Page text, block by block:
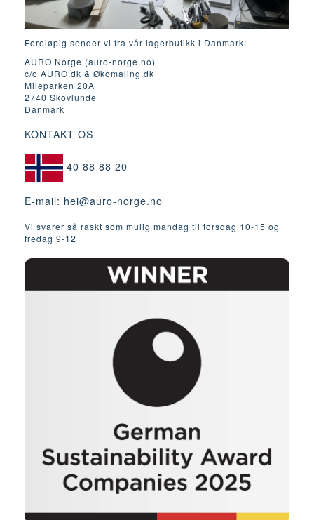
Foreløpig sender vi fra vår lagerbutikk i Danmark:
AURO Norge (auro-norge.no)
c/o AURO.dk & Økomaling.dk
Mileparken 20A
2740 Skovlunde
Danmark
KONTAKT OS
40 88 88 20
E-mail: hei@auro-norge.no
Vi svarer så raskt som mulig mandag til torsdag 10-15 og
fredag ​​9-12